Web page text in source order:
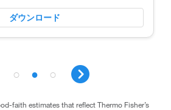
ダウンロード
faith estimates that reflect Thermo Fisher’s